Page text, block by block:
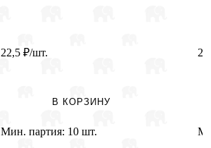
22,5 ₽/шт.
В КОРЗИНУ
Мин. партия: 10 шт.
29